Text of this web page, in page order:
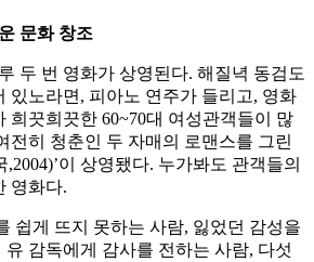
문화 창조
두 번 영화가 상영된다. 해질녁 동검도
있노라면, 피아노 연주가 들리고, 영화
희끗희끗한 60~70대 여성관객들이 많
전히 청춘인 두 자매의 로맨스를 그린
,2004)’이 상영됐다. 누가봐도 관객들의
영화다.
쉽게 뜨지 못하는 사람, 잃었던 감성을
감독에게 감사를 전하는 사람, 다섯